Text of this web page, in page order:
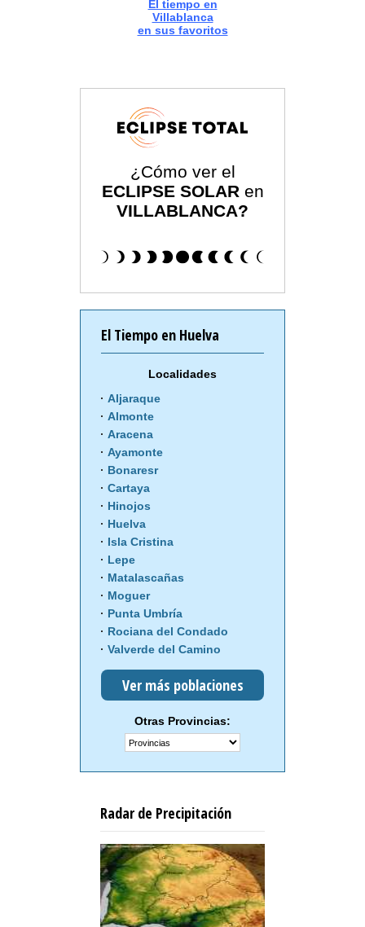
El tiempo en
Villablanca
en sus favoritos
¿Cómo ver el
ECLIPSE SOLAR en
VILLABLANCA?
El Tiempo en Huelva
Localidades
Aljaraque
Almonte
Aracena
Ayamonte
Bonaresr
Cartaya
Hinojos
Huelva
Isla Cristina
Lepe
Matalascañas
Moguer
Punta Umbría
Rociana del Condado
Valverde del Camino
Ver más poblaciones
Otras Provincias:
Radar de Precipitación